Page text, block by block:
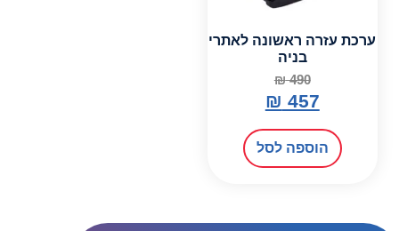
ערכת עזרה ראשונה לאתרי
בניה
₪490
₪ 457
הוספה לסל